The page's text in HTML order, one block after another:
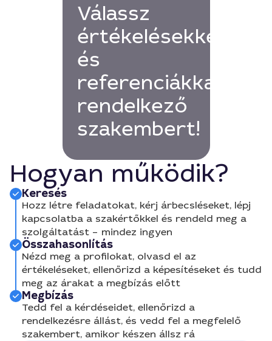
Válassz
értékelésekkel
és
referenciákkal
rendelkező
szakembert!
Hogyan működik?
Keresés
Hozz létre feladatokat, kérj árbecsléseket, lépj
kapcsolatba a szakértőkkel és rendeld meg a
szolgáltatást – mindez ingyen
Összahasonlítás
Nézd meg a profilokat, olvasd el az
értékeléseket, ellenőrizd a képesítéseket és tudd
meg az árakat a megbízás előtt
Megbízás
Tedd fel a kérdéseidet, ellenőrizd a
rendelkezésre állást, és vedd fel a megfelelő
szakembert, amikor készen állsz rá